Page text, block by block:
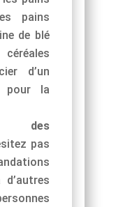
pains
de blé
d’un
pour la
des
pas